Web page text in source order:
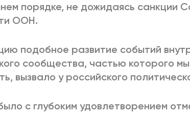
порядке, не дожидаясь санкции
ООН.
подобное развитие событий
сообщества, частью которого
вызвало у российского
с глубоким удовлетворением